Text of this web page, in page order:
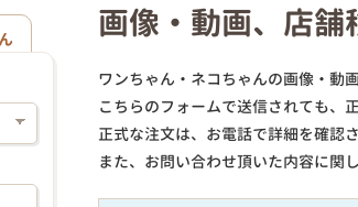
画像・動画、店舗
ワンちゃん・ネコちゃんの画像・動
こちらのフォームで送信されても、
正式な注文は、お電話で詳細を確認
また、お問い合わせ頂いた内容に関